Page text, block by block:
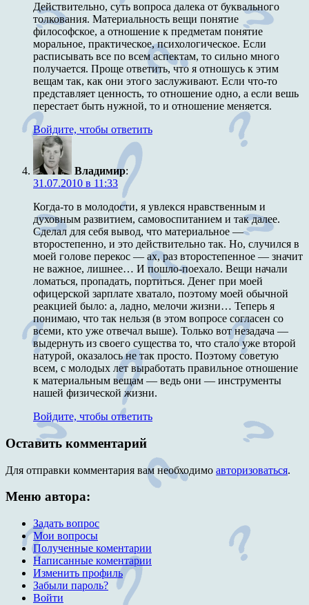
Действительно, суть вопроса далека от буквального
толкования. Материальность вещи понятие
философское, а отношение к предметам понятие
моральное, практическое, психологическое. Если
расписывать все по всем аспектам, то сильно много
получается. Проще ответить, что я отношусь к этим
вещам так, как они этого заслуживают. Если что-то
представляет ценность, то отношение одно, а если вешь
перестает быть нужной, то и отношение меняется.
Войдите, чтобы ответить
Владимир:
31.07.2010 в 11:33
Когда-то в молодости, я увлекся нравственным и
духовным развитием, самовоспитанием и так далее.
Сделал для себя вывод, что материальное —
второстепенно, и это действительно так. Но, случился в
моей голове перекос — ах, раз второстепенное — значит
не важное, лишнее… И пошло-поехало. Вещи начали
ломаться, пропадать, портиться. Денег при моей
офицерской зарплате хватало, поэтому моей обычной
реакцией было: а, ладно, мелочи жизни… Теперь я
понимаю, что так нельзя (в этом вопросе согласен со
всеми, кто уже отвечал выше). Только вот незадача —
выдернуть из своего существа то, что стало уже второй
натурой, оказалось не так просто. Поэтому советую
всем, с молодых лет выработать правильное отношение
к материальным вещам — ведь они — инструменты
нашей физической жизни.
Войдите, чтобы ответить
Оставить комментарий
Для отправки комментария вам необходимо авторизоваться.
Меню автора:
Задать вопрос
Мои вопросы
Полученные коментарии
Написанные коментарии
Изменить профиль
Забыли пароль?
Войти